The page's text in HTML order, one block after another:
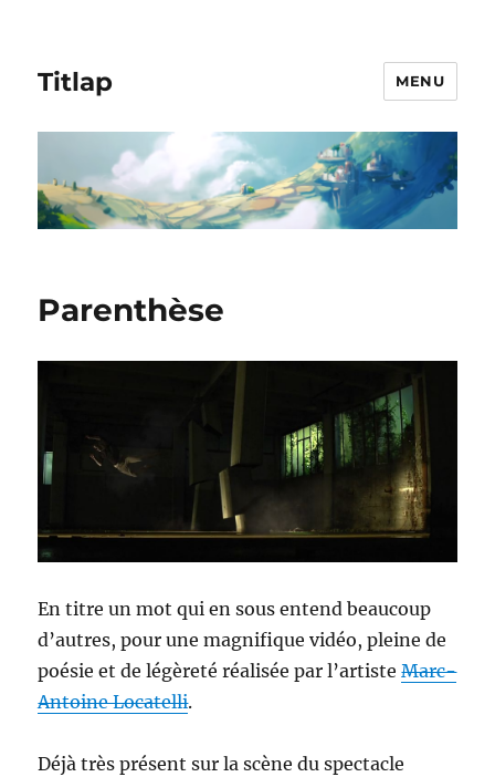
Titlap MENU
Parenthèse
En titre un mot qui en sous entend beaucoup
d’autres, pour une magnifique vidéo, pleine de
poésie et de légèreté réalisée par l’artisteMarc-
Antoine Locatelli.
Déjà très présent sur la scène du spectacle